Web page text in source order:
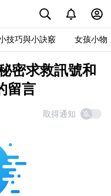
技巧與小訣竅 女孩小物
密求救訊號和
留言
取得通知